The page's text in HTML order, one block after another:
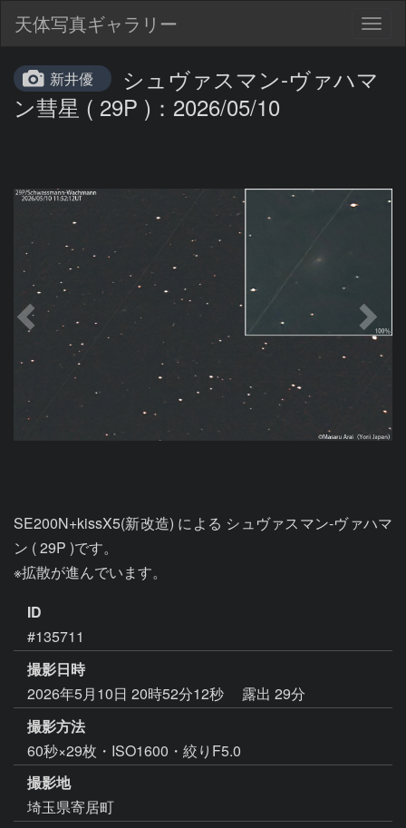
天体写真ギャラリー
新井優
シュヴァスマン-ヴァハマ
ン彗星 ( 29P )：2026/05/10
SE200N+kissX5(新改造) による シュヴァスマン-ヴァハマ
ン ( 29P )です。
ID
#135711
撮影日時
2026年5月10日 20時52分12秒
露出 29分
撮影方法
60秒×29枚・ISO1600・絞りF5.0
撮影地
埼玉県寄居町